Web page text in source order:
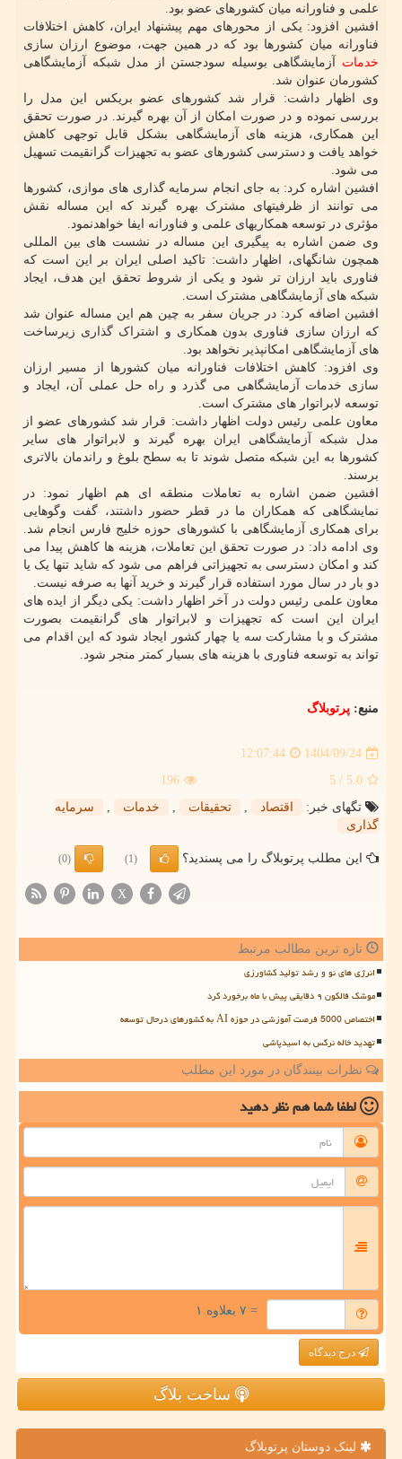
علمی و فناورانه میان کشورهای عضو بود.
افشین افزود: یکی از محورهای مهم پیشنهاد ایران، کاهش اختلافات
فناورانه میان کشورها بود که در همین جهت، موضوع ارزان سازی
خدمات آزمایشگاهی بوسیله سودجستن از مدل شبکه آزمایشگاهی
کشورمان عنوان شد.
وی اظهار داشت: قرار شد کشورهای عضو بریکس این مدل را
بررسی نموده و در صورت امکان از آن بهره گیرند. در صورت تحقق
این همکاری، هزینه های آزمایشگاهی بشکل قابل توجهی کاهش
خواهد یافت و دسترسی کشورهای عضو به تجهیزات گرانقیمت تسهیل
می شود.
افشین اشاره کرد: به جای انجام سرمایه گذاری های موازی، کشورها
می توانند از ظرفیتهای مشترک بهره گیرند که این مساله نقش
مؤثری در توسعه همکاریهای علمی و فناورانه ایفا خواهدنمود.
وی ضمن اشاره به پیگیری این مساله در نشست های بین المللی
همچون شانگهای، اظهار داشت: تاکید اصلی ایران بر این است که
فناوری باید ارزان تر شود و یکی از شروط تحقق این هدف، ایجاد
شبکه های آزمایشگاهی مشترک است.
افشین اضافه کرد: در جریان سفر به چین هم این مساله عنوان شد
که ارزان سازی فناوری بدون همکاری و اشتراک گذاری زیرساخت
های آزمایشگاهی امکانپذیر نخواهد بود.
وی افزود: کاهش اختلافات فناورانه میان کشورها از مسیر ارزان
سازی خدمات آزمایشگاهی می گذرد و راه حل عملی آن، ایجاد و
توسعه لابراتوار های مشترک است.
معاون علمی رئیس دولت اظهار داشت: قرار شد کشورهای عضو از
مدل شبکه آزمایشگاهی ایران بهره گیرند و لابراتوار های سایر
کشورها به این شبکه متصل شوند تا به سطح بلوغ و راندمان بالاتری
برسند.
افشین ضمن اشاره به تعاملات منطقه ای هم اظهار نمود: در
نمایشگاهی که همکاران ما در قطر حضور داشتند، گفت وگوهایی
برای همکاری آزمایشگاهی با کشورهای حوزه خلیج فارس انجام شد.
وی ادامه داد: در صورت تحقق این تعاملات، هزینه ها کاهش پیدا می
کند و امکان دسترسی به تجهیزاتی فراهم می شود که شاید تنها یک یا
دو بار در سال مورد استفاده قرار گیرند و خرید آنها به صرفه نیست.
معاون علمی رئیس دولت در آخر اظهار داشت: یکی دیگر از ایده های
ایران این است که تجهیزات و لابراتوار های گرانقیمت بصورت
مشترک و با مشارکت سه یا چهار کشور ایجاد شود که این اقدام می
تواند به توسعه فناوری با هزینه های بسیار کمتر منجر شود.
منبع: پرتوبلاگ
1404/09/24
12:07:44
5.0
/ 5
196
تگهای خبر:
اقتصاد , تحقیقات , خدمات ,
سرمایه
گذاری
این مطلب پرتوبلاگ را می پسندید؟ (1)
(0)
X
تازه ترین مطالب مرتبط
انرژی های نو و رشد تولید کشاورزی
موشک فالکون ۹ دقایقی پیش با ماه برخورد کرد
اختصاص 5000 فرصت آموزشی در حوزه AI به کشورهای درحال توسعه
تهدید خاله نرگس به اسیدپاشی
نظرات بینندگان در مورد این مطلب
لطفا شما همنظر دهید
= ۷ بعلاوه ۱
درج دیدگاه
ساخت بلاگ
لینک دوستان پرتوبلاگ